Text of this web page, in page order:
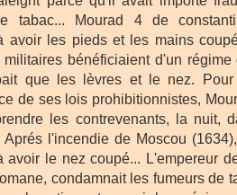
tabac... Mourad 4 de
avoir les pieds et les mains
bénéficiaient d'un
que les lèvres et le nez.
de ses lois prohibitionnistes,
les contrevenants, la nuit,
Aprés l'incendie de Moscou
avoir le nez coupé... L'empereur
condamnait les fumeurs de